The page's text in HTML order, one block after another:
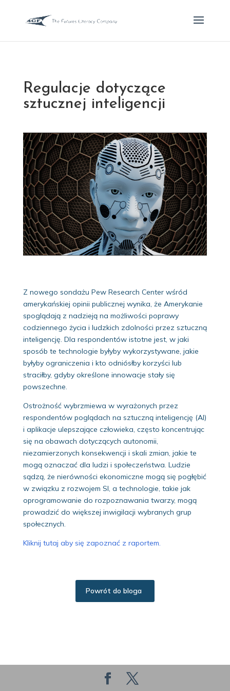
Regulacje dotyczące
sztucznej inteligencji
Z nowego sondażu Pew Research Center wśród
amerykańskiej opinii publicznej wynika, że ​​Amerykanie
spoglądają z nadzieją na możliwości poprawy
codziennego życia i ludzkich zdolności przez sztuczną
inteligencję. Dla respondentów istotne jest, w jaki
sposób te technologie byłyby wykorzystywane, jakie
byłyby ograniczenia i kto odniósłby korzyści lub
straciłby, gdyby określone innowacje stały się
powszechne.
Ostrożność wybrzmiewa w wyrażonych przez
respondentów poglądach na sztuczną inteligencję (AI)
i aplikacje ulepszające człowieka, często koncentrując
się na obawach dotyczących autonomii,
niezamierzonych konsekwencji i skali zmian, jakie te
mogą oznaczać dla ludzi i społeczeństwa. Ludzie
sądzą, że nierówności ekonomiczne mogą się pogłębić
w związku z rozwojem SI, a technologie, takie jak
oprogramowanie do rozpoznawania twarzy, mogą
prowadzić do większej inwigilacji wybranych grup
społecznych.
Kliknij tutaj aby się zapoznać z raportem.
Powrót do bloga